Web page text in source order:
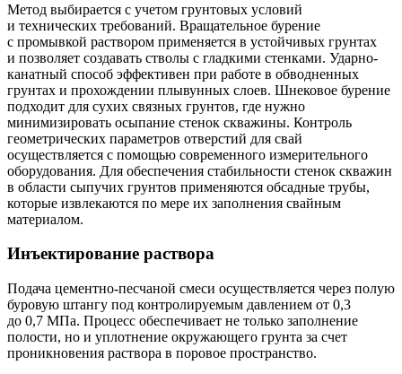
Метод выбирается с учетом грунтовых условий
и технических требований. Вращательное бурение
с промывкой раствором применяется в устойчивых грунтах
и позволяет создавать стволы с гладкими стенками. Ударно-
канатный способ эффективен при работе в обводненных
грунтах и прохождении плывунных слоев. Шнековое бурение
подходит для сухих связных грунтов, где нужно
минимизировать осыпание стенок скважины. Контроль
геометрических параметров отверстий для свай
осуществляется с помощью современного измерительного
оборудования. Для обеспечения стабильности стенок скважин
в области сыпучих грунтов применяются обсадные трубы,
которые извлекаются по мере их заполнения свайным
материалом.
Инъектирование раствора
Подача цементно-песчаной смеси осуществляется через полую
буровую штангу под контролируемым давлением от 0,3
до 0,7 МПа. Процесс обеспечивает не только заполнение
полости, но и уплотнение окружающего грунта за счет
проникновения раствора в поровое пространство.